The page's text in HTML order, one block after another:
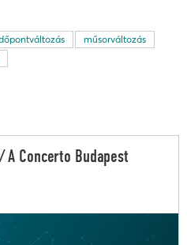
műsorváltozás
A Concerto Budapest